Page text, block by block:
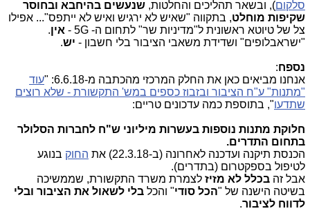
סלקום), ובשאר תהליכים והחלטות, שנעשים בהיחבא ובחוסר
שקיפות מוחלט, בתקווה "שאיש לא ירגיש ואיש לא ייתפס"... אפילו
צל של טיוטא ראשונית ל"מדיניות שר" לתחום ה- 5G -
אין.
"ישראבלופים" ושדידת משאבי הציבור בלי חשבון - יש.
נספח:
אנחנו מביאים כאן את החלק המרכזי מהכתבה מ-6.6.18: "
עוד
"מתנות" ע"ח הציבור ובזבוז כספים במש' התקשורת - שלא רוצים
שתדעו", בתוספת כמה עדכונים טריים:
חלוקת מתנות נוספות בעשרות מיליוני ש"ח לחברות הסלולר
בתחום התדרים.
הכנסת תיקנה ועדכנה לאחרונה (ב-22.3.18) את
החוקבנוגע
לטיפול בספקטרום (בתדרים).
אבל זה בכלל לא מזיזלצמרת משרד התקשורת, שממשיכה
בשיטה הישנה של "הכל סודי" והכל בלי לשאול את הציבור ובלי
לדווח לציבור.